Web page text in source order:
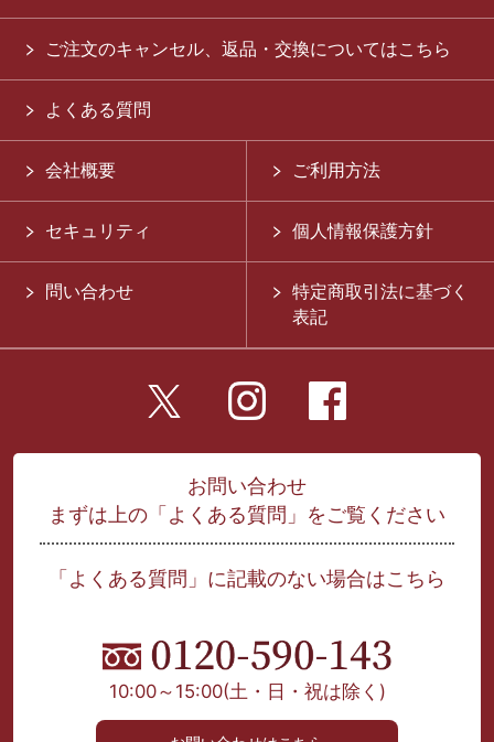
ご注文のキャンセル、返品・交換についてはこちら
よくある質問
会社概要 ご利用方法
セキュリティ 個人情報保護方針
問い合わせ
特定商取引法に基づく
表記
お問い合わせ
まずは上の「よくある質問」をご覧ください
「よくある質問」に記載のない場合はこちら
10:00～15:00(土・日・祝は除く)